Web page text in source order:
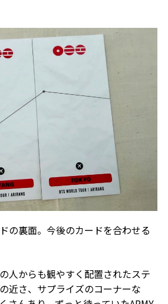
の裏面。今後のカードを合わせる
人からも観やすく配置されたステ
近さ、サプライズのコーナーな